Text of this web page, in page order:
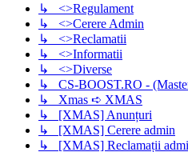
↳ <>Regulament
↳ <>Cerere Admin
↳ <>Reclamatii
↳ <>Informatii
↳ <>Diverse
↳ CS-BOOST.RO -
↳ Xmas ➪ XMAS
↳ [XMAS] Anunțuri
↳ [XMAS] Cerere admin
↳ [XMAS] Reclamații